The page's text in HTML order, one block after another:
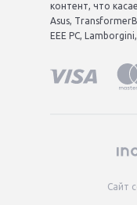
контент, что
Asus,
EEE PC,
Сайт